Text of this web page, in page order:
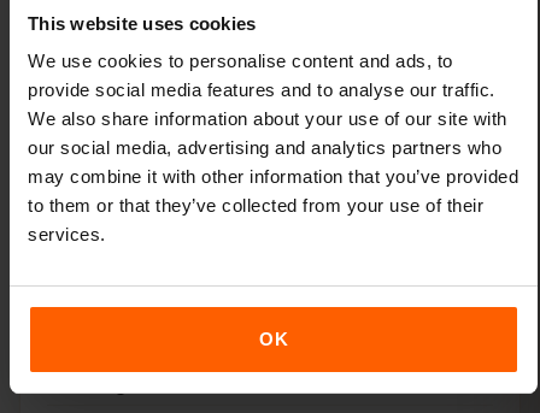
This website uses cookies
We use cookies to personalise content and ads, to
provide social media features and to analyse our traffic.
We also share information about your use of our site with
our social media, advertising and analytics partners who
may combine it with other information that you’ve provided
to them or that they’ve collected from your use of their
services.
OK
Google Pixel 3a
Google Pixel 3a XL
Google Pixel 4
Google Pixel 5